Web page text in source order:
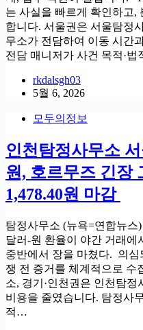
는 사실을 빠르게 확인하고,
합니다. 서울권은 서울탐정
무소가 전담하여 이동 시간
전담 매니저가 사건 목적·
rkdalsgh03
5월 6, 2026
모두의정보
인천탐정사무소
원, 호르무즈 긴장
1,478.40원 마감
탐정사무소 (뉴욕=연합뉴
달러-원 환율이 야간 거래에
중반에서 장을 마쳤다. 의
쟁 전 증거를 체계적으로 수
소, 경기·인천권은 인천탐
비용을 줄였습니다. 탐정사
적…